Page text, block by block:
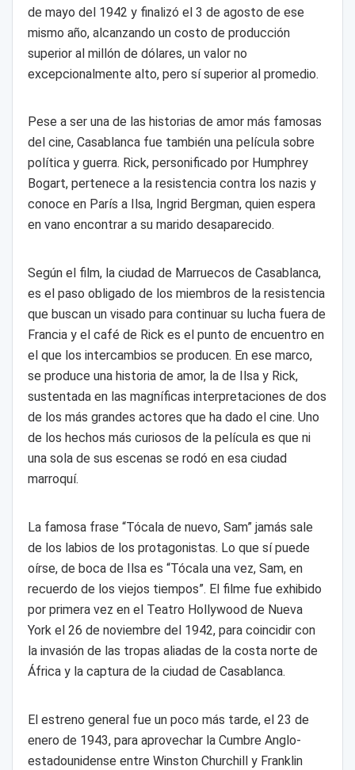
de mayo del 1942 y finalizó el 3 de agosto de ese
mismo año, alcanzando un costo de producción
superior al millón de dólares, un valor no
excepcionalmente alto, pero sí superior al promedio.
Pese a ser una de las historias de amor más famosas
del cine, Casablanca fue también una película sobre
política y guerra. Rick, personificado por Humphrey
Bogart, pertenece a la resistencia contra los nazis y
conoce en París a Ilsa, Ingrid Bergman, quien espera
en vano encontrar a su marido desaparecido.
Según el film, la ciudad de Marruecos de Casablanca,
es el paso obligado de los miembros de la resistencia
que buscan un visado para continuar su lucha fuera de
Francia y el café de Rick es el punto de encuentro en
el que los intercambios se producen. En ese marco,
se produce una historia de amor, la de Ilsa y Rick,
sustentada en las magníficas interpretaciones de dos
de los más grandes actores que ha dado el cine. Uno
de los hechos más curiosos de la película es que ni
una sola de sus escenas se rodó en esa ciudad
marroquí.
La famosa frase “Tócala de nuevo, Sam” jamás sale
de los labios de los protagonistas. Lo que sí puede
oírse, de boca de Ilsa es “Tócala una vez, Sam, en
recuerdo de los viejos tiempos”. El filme fue exhibido
por primera vez en el Teatro Hollywood de Nueva
York el 26 de noviembre del 1942, para coincidir con
la invasión de las tropas aliadas de la costa norte de
África y la captura de la ciudad de Casablanca.
El estreno general fue un poco más tarde, el 23 de
enero de 1943, para aprovechar la Cumbre Anglo-
estadounidense entre Winston Churchill y Franklin